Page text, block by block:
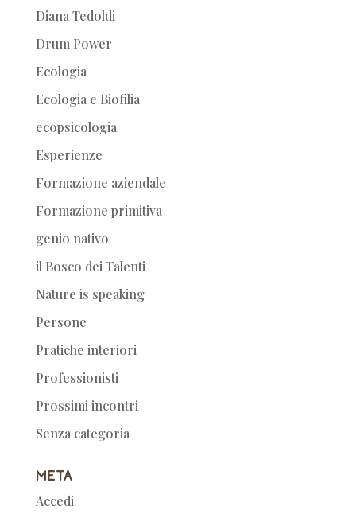
Diana Tedoldi
Drum Power
Ecologia
Ecologia e Biofilia
ecopsicologia
Esperienze
Formazione aziendale
Formazione primitiva
genio nativo
il Bosco dei Talenti
Nature is speaking
Persone
Pratiche interiori
Professionisti
Prossimi incontri
Senza categoria
Meta
Accedi